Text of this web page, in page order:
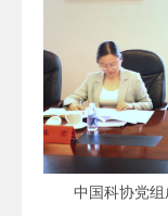
中国科协党